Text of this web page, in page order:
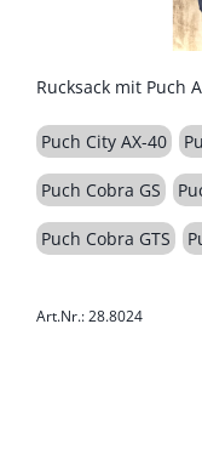
Rucksack mit Puch
Puch City AX-40
Puch Cobra GS
Puch Cobra GTS
Art.Nr.: 28.8024